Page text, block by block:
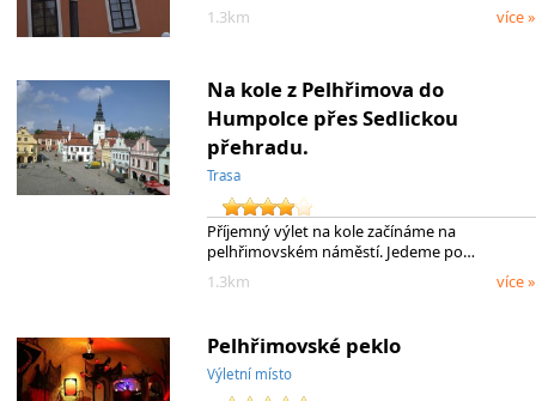
1.3km
více »
Na kole z Pelhřimova do
Humpolce přes Sedlickou
přehradu.
Trasa
Příjemný výlet na kole začínáme na
pelhřimovském náměstí. Jedeme po…
1.3km
více »
Pelhřimovské peklo
Výletní místo